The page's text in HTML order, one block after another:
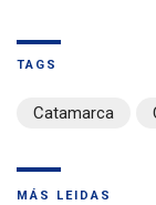
TAGS
Catamarca
MÁS LEIDAS